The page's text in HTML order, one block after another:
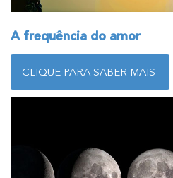
A frequência do amor
CLIQUE PARA SABER MAIS